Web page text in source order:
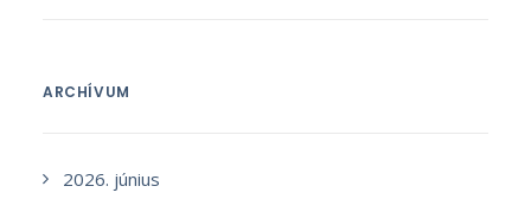
ARCHÍVUM
2026. június